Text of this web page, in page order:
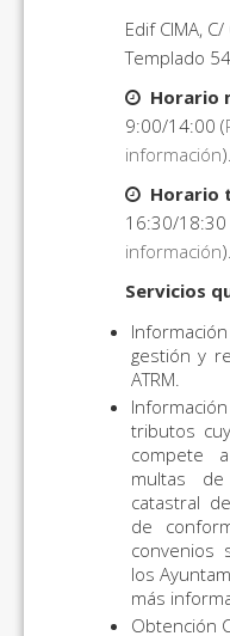
Edif CIMA,
Templado
Horario
9:00/14:00 (
información).
Horario
16:30/18:30
información).
Servicios
gestión y
ATRM.
tributos
compete
multas
catastral
de
convenios
los
más
Obtención